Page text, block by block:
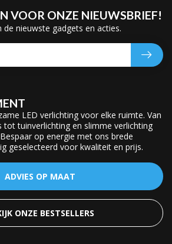
LED verlichting voor elke ruimte. Van
tot tuinverlichting en slimme verlichting
op energie met ons brede
geselecteerd voor kwaliteit en prijs.
ADVIES OP MAAT
ONZE BESTSELLERS
VOOR ONZE NIEUWSBRIEF!
nieuwste gadgets en acties.